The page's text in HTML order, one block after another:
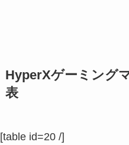
HyperXゲーミング
表
[table id=20 /]